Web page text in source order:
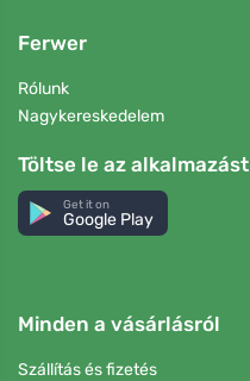
Ferwer
Rólunk
Nagykereskedelem
Töltse le az alkalmazást
Get it on
Google Play
Minden a vásárlásról
Szállítás és fizetés